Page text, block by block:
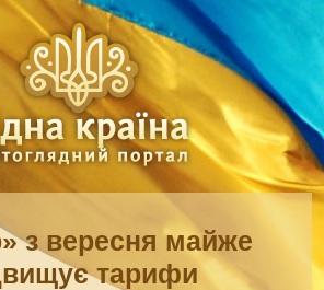
з вересня майже
тарифи